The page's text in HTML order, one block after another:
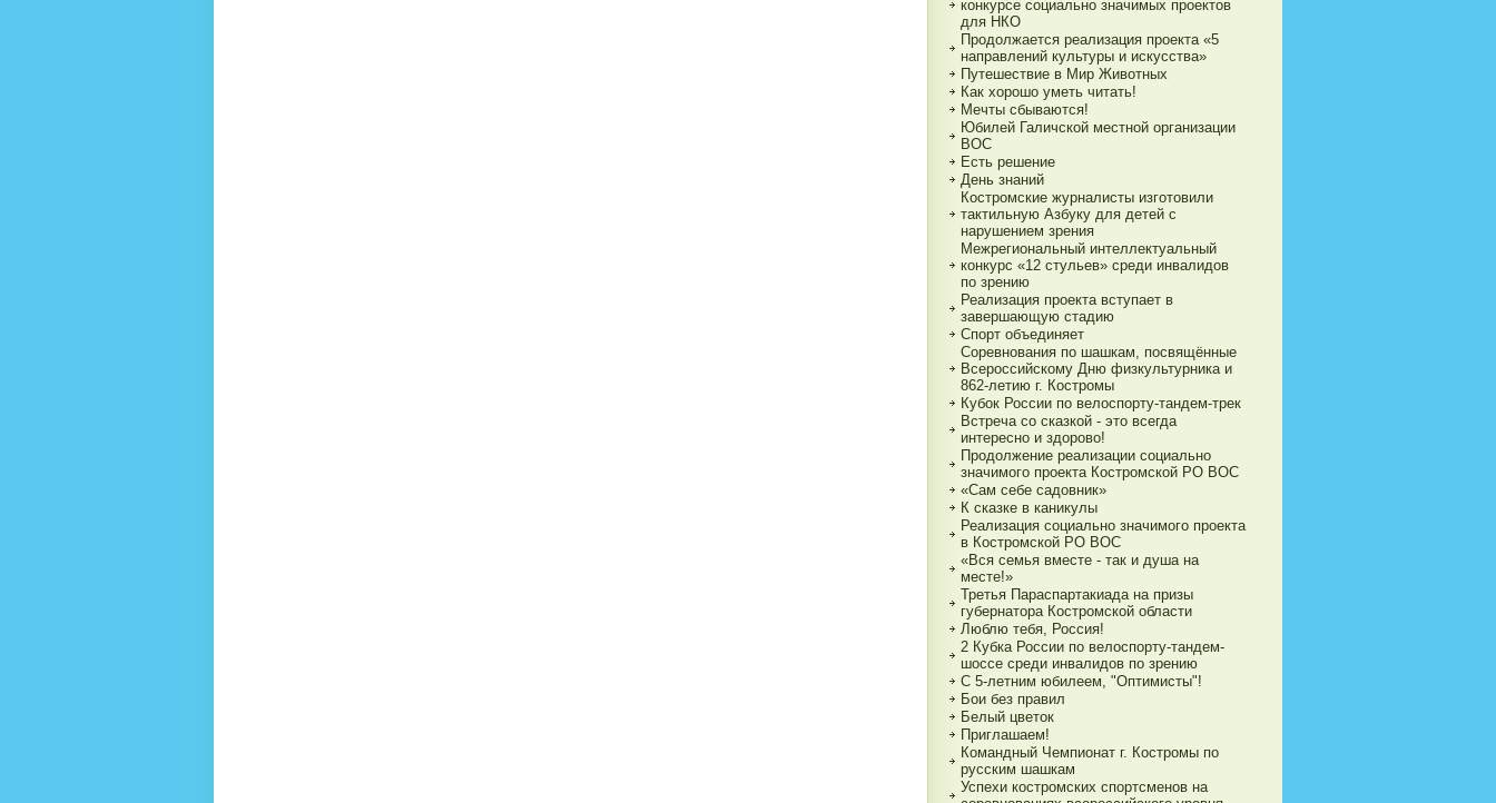
конкурсе социально значимых проектов
для НКО
Продолжается реализация проекта «5
направлений культуры и искусства»
Путешествие в Мир Животных
Как хорошо уметь читать!
Мечты сбываются!
Юбилей Галичской местной организации
ВОС
Есть решение
День знаний
Костромские журналисты изготовили
тактильную Азбуку для детей с
нарушением зрения
Межрегиональный интеллектуальный
конкурс «12 стульев» среди инвалидов
по зрению
Реализация проекта вступает в
завершающую стадию
Спорт объединяет
Соревнования по шашкам, посвящённые
Всероссийскому Дню физкультурника и
862-летию г. Костромы
Кубок России по велоспорту-тандем-трек
Встреча со сказкой - это всегда
интересно и здорово!
Продолжение реализации социально
значимого проекта Костромской РО ВОС
«Сам себе садовник»
К сказке в каникулы
Реализация социально значимого проекта
в Костромской РО ВОС
«Вся семья вместе - так и душа на
месте!»
Третья Параспартакиада на призы
губернатора Костромской области
Люблю тебя, Россия!
2 Кубка России по велоспорту-тандем-
шоссе среди инвалидов по зрению
С 5-летним юбилеем, "Оптимисты"!
Бои без правил
Белый цветок
Приглашаем!
Командный Чемпионат г. Костромы по
русским шашкам
Успехи костромских спортсменов на